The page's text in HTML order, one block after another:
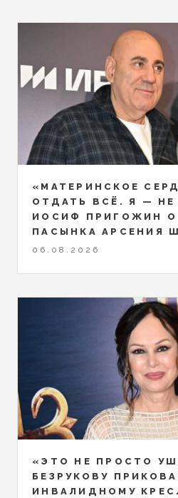
«МАТЕРИНСКОЕ
ОТДАТЬ ВСЁ. Я —
ИОСИФ ПРИГОЖИН О
ПАСЫНКА АРСЕНИЯ
06.08.2026
«ЭТО НЕ ПРОСТО
БЕЗРУКОВУ
ИНВАЛИДНОМУ